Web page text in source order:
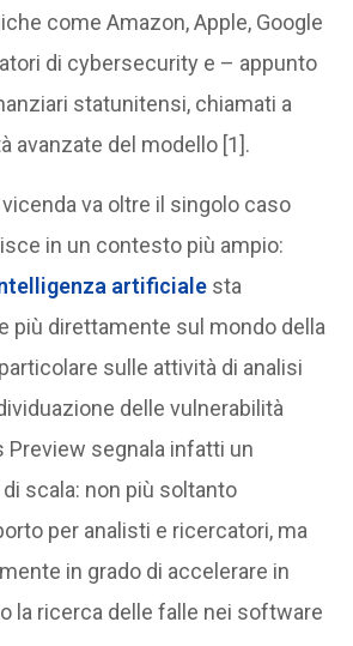
come Amazon, Apple, Google
di cybersecurity e – appunto
statunitensi, chiamati a
avanzate del modello [1].
va oltre il singolo caso
in un contesto più ampio:
artificiale sta
più direttamente sul mondo della
sulle attività di analisi
delle vulnerabilità
segnala infatti un
scala: non più soltanto
per analisti e ricercatori, ma
in grado di accelerare in
la ricerca delle falle nei software